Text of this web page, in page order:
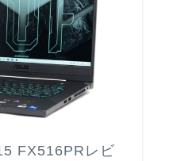
FX516PRレビ